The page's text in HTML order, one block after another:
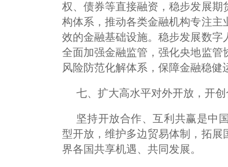
权、债券等直接融资，稳步发展
构体系，推动各类金融机构专注
效的金融基础设施。稳步发展数
全面加强金融监管，强化央地监
风险防范化解体系，保障金融稳健
七、扩大高水平对外开放，开
坚持开放合作、互利共赢是中
型开放，维护多边贸易体制，拓
界各国共享机遇、共同发展。